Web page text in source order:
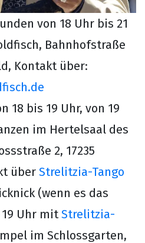
von 18 Uhr bis 21
Bahnhofstraße
Kontakt über:
18 bis 19 Uhr, von 19
im Hertelsaal des
2, 17235
über Strelitzia-Tango
(wenn es das
Uhr mit Strelitzia-
im Schlossgarten,